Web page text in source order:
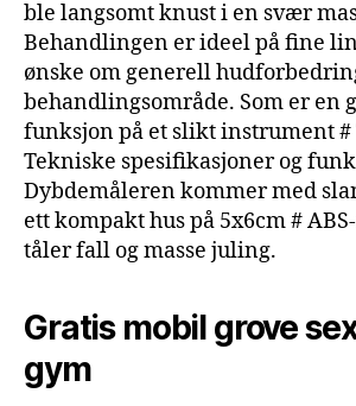
ble langsomt knust i en svær
Behandlingen er ideel på fine
ønske om generell
behandlingsområde. Som er en
funksjon på et slikt instrument
Tekniske spesifikasjoner og
Dybdemåleren kommer med
ett kompakt hus på 5x6cm #
tåler fall og masse juling.
Gratis mobil grove
gym